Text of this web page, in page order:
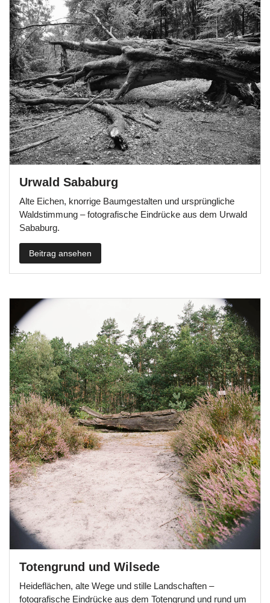
Urwald Sababurg
Alte Eichen, knorrige Baumgestalten und ursprüngliche
Waldstimmung – fotografische Eindrücke aus dem Urwald
Sababurg.
Beitrag ansehen
Totengrund und Wilsede
Heideflächen, alte Wege und stille Landschaften –
fotografische Eindrücke aus dem Totengrund und rund um